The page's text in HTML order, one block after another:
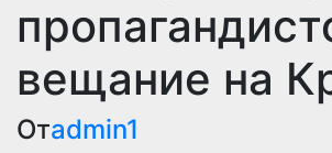
вещание на
Отadmin1